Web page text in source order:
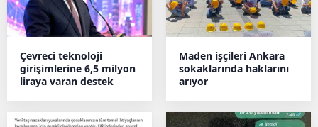
Çevreci teknoloji
girişimlerine 6,5 milyon
liraya varan destek
Maden işçileri Ankara
sokaklarında haklarını
arıyor